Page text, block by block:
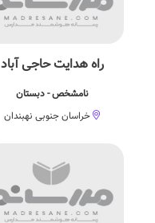
راه هدایت حاجی آباد
نامشخص - دبستان
خراسان جنوبی نهبندان